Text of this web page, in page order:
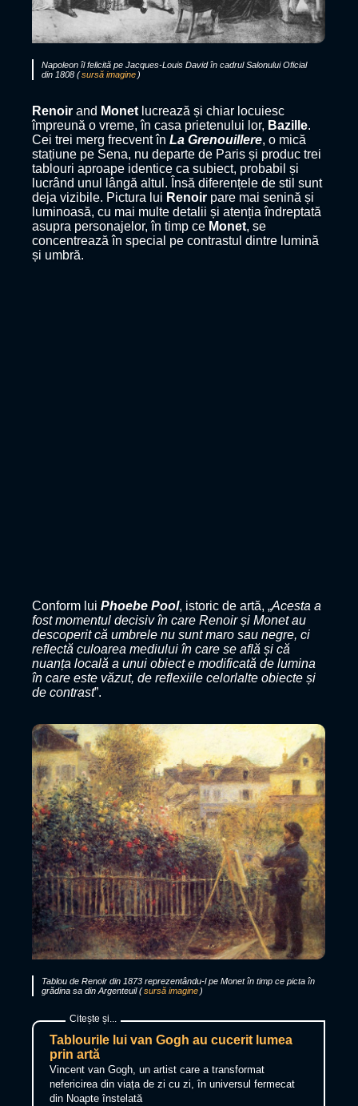
Napoleon îl felicită pe Jacques-Louis David în cadrul Salonului Oficial
din 1808 (sursă imagine )
Renoir and Monet lucrează și chiar locuiesc
împreună o vreme, în casa prietenului lor, Bazille.
Cei trei merg frecvent în La Grenouillere, o mică
stațiune pe Sena, nu departe de Paris și produc trei
tablouri aproape identice ca subiect, probabil și
lucrând unul lângă altul. Însă diferențele de stil sunt
deja vizibile. Pictura lui Renoir pare mai senină și
luminoasă, cu mai multe detalii și atenția îndreptată
asupra personajelor, în timp ce Monet, se
concentrează în special pe contrastul dintre lumină
și umbră.
Conform lui Phoebe Pool, istoric de artă, „Acesta a
fost momentul decisiv în care Renoir și Monet au
descoperit că umbrele nu sunt maro sau negre, ci
reflectă culoarea mediului în care se află și că
nuanța locală a unui obiect e modificată de lumina
în care este văzut, de reflexiile celorlalte obiecte și
de contrast”.
Tablou de Renoir din 1873 reprezentându-l pe Monet în timp ce picta în
grădina sa din Argenteuil (sursă imagine )
Tablourile lui van Gogh au cucerit lumea
prin artă
Vincent van Gogh, un artist care a transformat
nefericirea din viața de zi cu zi, în universul fermecat
din Noapte înstelată